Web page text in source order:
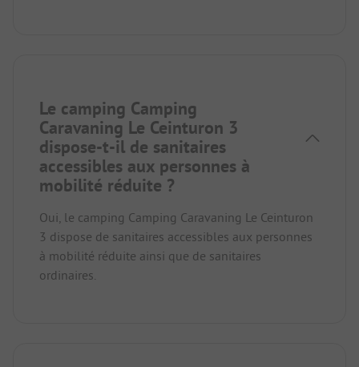
Le camping Camping
Caravaning Le Ceinturon 3
dispose-t-il de sanitaires
accessibles aux personnes à
mobilité réduite ?
Oui, le camping Camping Caravaning Le Ceinturon
3 dispose de sanitaires accessibles aux personnes
à mobilité réduite ainsi que de sanitaires
ordinaires.